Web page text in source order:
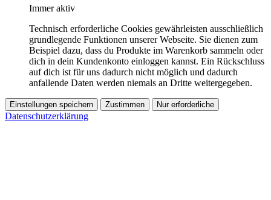
Immer aktiv
Technisch erforderliche Cookies gewährleisten ausschließlich
grundlegende Funktionen unserer Webseite. Sie dienen zum
Beispiel dazu, dass du Produkte im Warenkorb sammeln oder
dich in dein Kundenkonto einloggen kannst. Ein Rückschluss
auf dich ist für uns dadurch nicht möglich und dadurch
anfallende Daten werden niemals an Dritte weitergegeben.
Einstellungen speichern Zustimmen Nur erforderliche
Datenschutzerklärung